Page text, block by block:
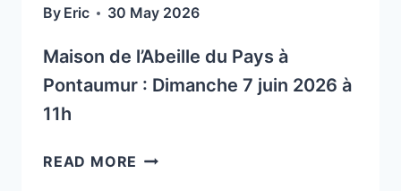
By Eric 30 May 2026
Maison de l’Abeille du Pays à
Pontaumur : Dimanche 7 juin 2026 à
11h
READ MORE ACCUEIL